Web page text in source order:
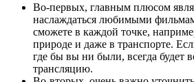
Во-первых, главным плюсом
наслаждаться любимыми
сможете в каждой точке,
природе и даже в транспорте.
где бы вы ни были, всегда будет
трансляцию.